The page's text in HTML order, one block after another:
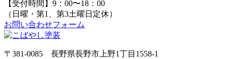
【受付時間】9：00〜18：00
（日曜・第1、第3土曜日定休）
お問い合わせフォーム
〒381-0085 長野県長野市上野1丁目1558-1